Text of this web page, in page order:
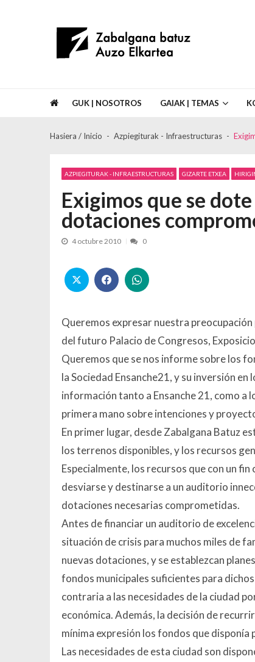
Asociación de Vecinos Zabalgana
GUK | NOSOTROS GAIAK | TEMAS
Hasiera / Inicio Azpiegiturak - Infraestructuras
AZPIEGITURAK - INFRAESTRUCTURAS GIZARTE ETXEA
Exigimos que se
dotaciones
4 octubre 2010 0
Queremos expresar nuestra
del futuro Palacio de Congresos,
Queremos que se nos informe sobre los
la Sociedad Ensanche21, y su inversión
información tanto a Ensanche 21, como
primera mano sobre intenciones y
En primer lugar, desde Zabalgana Batuz
los terrenos disponibles, y los recursos
Especialmente, los recursos que con un
desviarse y destinarse a un auditorio
dotaciones necesarias comprometidas.
Antes de financiar un auditorio de
situación de crisis para muchos miles de
nuevas dotaciones, y se establezcan
fondos municipales suficientes para
contraria a las necesidades de la ciudad
económica. Además, la decisión de
mínima expresión los fondos que disponía
Las necesidades de esta ciudad son